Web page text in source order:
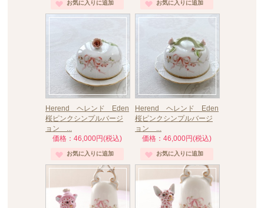
Herend ヘレンド Eden
桜ピンクシンプルバージ
ョン ...
価格：46,000円(税込)
Herend ヘレンド Eden
桜ピンクシンプルバージ
ョン ...
価格：46,000円(税込)